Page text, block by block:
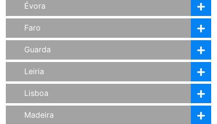
Évora
Faro
Guarda
Leiria
Lisboa
Madeira